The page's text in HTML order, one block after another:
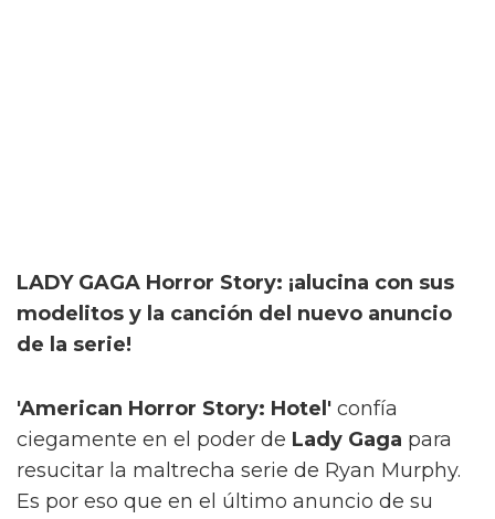
LADY GAGA Horror Story: ¡alucina con sus
modelitos y la canción del nuevo anuncio
de la serie!
'American Horror Story: Hotel' confía
ciegamente en el poder de Lady Gaga para
resucitar la maltrecha serie de Ryan Murphy.
Es por eso que en el último anuncio de su